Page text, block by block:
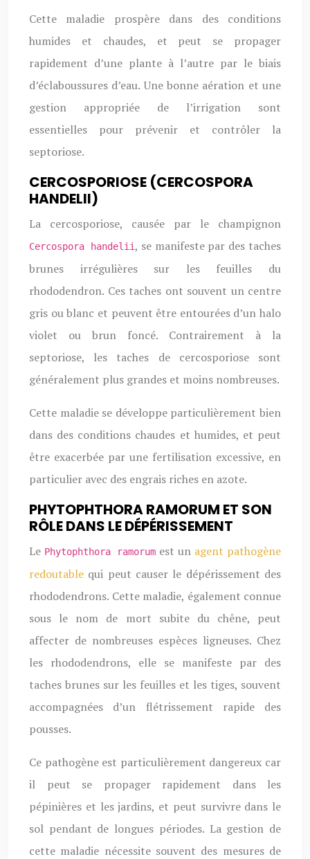
Cette maladie prospère dans des conditions
humides et chaudes, et peut se propager
rapidement d’une plante à l’autre par le biais
d’éclaboussures d’eau. Une bonne aération et une
gestion appropriée de l’irrigation sont
essentielles pour prévenir et contrôler la
septoriose.
CERCOSPORIOSE (CERCOSPORA
HANDELII)
La cercosporiose, causée par le champignon
Cercospora handelii, se manifeste par des taches
brunes irrégulières sur les feuilles du
rhododendron. Ces taches ont souvent un centre
gris ou blanc et peuvent être entourées d’un halo
violet ou brun foncé. Contrairement à la
septoriose, les taches de cercosporiose sont
généralement plus grandes et moins nombreuses.
Cette maladie se développe particulièrement bien
dans des conditions chaudes et humides, et peut
être exacerbée par une fertilisation excessive, en
particulier avec des engrais riches en azote.
PHYTOPHTHORA RAMORUM ET SON
RÔLE DANS LE DÉPÉRISSEMENT
Le Phytophthora ramorum est un agent pathogène
redoutable qui peut causer le dépérissement des
rhododendrons. Cette maladie, également connue
sous le nom de mort subite du chêne, peut
affecter de nombreuses espèces ligneuses. Chez
les rhododendrons, elle se manifeste par des
taches brunes sur les feuilles et les tiges, souvent
accompagnées d’un flétrissement rapide des
pousses.
Ce pathogène est particulièrement dangereux car
il peut se propager rapidement dans les
pépinières et les jardins, et peut survivre dans le
sol pendant de longues périodes. La gestion de
cette maladie nécessite souvent des mesures de